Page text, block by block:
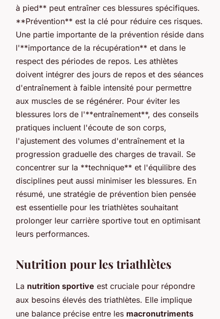
à pied** peut entraîner ces blessures spécifiques.
**Prévention** est la clé pour réduire ces risques.
Une partie importante de la prévention réside dans
l'**importance de la récupération** et dans le
respect des périodes de repos. Les athlètes
doivent intégrer des jours de repos et des séances
d'entraînement à faible intensité pour permettre
aux muscles de se régénérer. Pour éviter les
blessures lors de l'**entraînement**, des conseils
pratiques incluent l'écoute de son corps,
l'ajustement des volumes d'entraînement et la
progression graduelle des charges de travail. Se
concentrer sur la **technique** et l'équilibre des
disciplines peut aussi minimiser les blessures. En
résumé, une stratégie de prévention bien pensée
est essentielle pour les triathlètes souhaitant
prolonger leur carrière sportive tout en optimisant
leurs performances.
Nutrition pour les triathlètes
La nutrition sportive est cruciale pour répondre
aux besoins élevés des triathlètes. Elle implique
une balance précise entre les macronutriments